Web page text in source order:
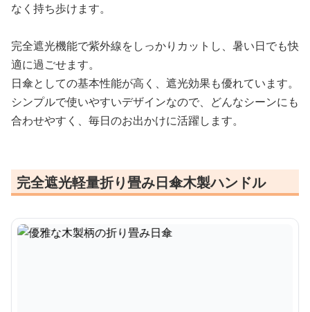
なく持ち歩けます。
完全遮光機能で紫外線をしっかりカットし、暑い日でも快
適に過ごせます。
日傘としての基本性能が高く、遮光効果も優れています。
シンプルで使いやすいデザインなので、どんなシーンにも
合わせやすく、毎日のお出かけに活躍します。
完全遮光軽量折り畳み日傘木製ハンドル